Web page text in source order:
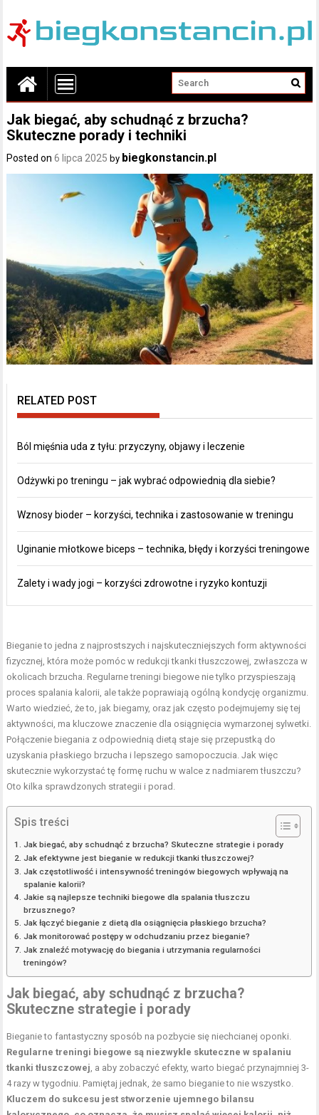
Jak biegać, aby schudnąć z brzucha?
Skuteczne porady i techniki
Posted on6 lipca 2025 by biegkonstancin.pl
RELATED POST
Ból mięśnia uda z tyłu: przyczyny, objawy i leczenie
Odżywki po treningu – jak wybrać odpowiednią dla siebie?
Wznosy bioder – korzyści, technika i zastosowanie w treningu
Uginanie młotkowe biceps – technika, błędy i korzyści treningowe
Zalety i wady jogi – korzyści zdrowotne i ryzyko kontuzji
Bieganie to jedna z najprostszych i najskuteczniejszych form aktywności
fizycznej, która może pomóc w redukcji tkanki tłuszczowej, zwłaszcza w
okolicach brzucha. Regularne treningi biegowe nie tylko przyspieszają
proces spalania kalorii, ale także poprawiają ogólną kondycję organizmu.
Warto wiedzieć, że to, jak biegamy, oraz jak często podejmujemy się tej
aktywności, ma kluczowe znaczenie dla osiągnięcia wymarzonej sylwetki.
Połączenie biegania z odpowiednią dietą staje się przepustką do
uzyskania płaskiego brzucha i lepszego samopoczucia. Jak więc
skutecznie wykorzystać tę formę ruchu w walce z nadmiarem tłuszczu?
Oto kilka sprawdzonych strategii i porad.
Spis treści
Jak biegać, aby schudnąć z brzucha? Skuteczne strategie i porady
Jak efektywne jest bieganie w redukcji tkanki tłuszczowej?
Jak częstotliwość i intensywność treningów biegowych wpływają na
spalanie kalorii?
Jakie są najlepsze techniki biegowe dla spalania tłuszczu
brzusznego?
Jak łączyć bieganie z dietą dla osiągnięcia płaskiego brzucha?
Jak monitorować postępy w odchudzaniu przez bieganie?
Jak znaleźć motywację do biegania i utrzymania regularności
treningów?
Jak biegać, aby schudnąć z brzucha?
Skuteczne strategie i porady
Bieganie to fantastyczny sposób na pozbycie się niechcianej oponki.
Regularne treningi biegowe są niezwykle skuteczne w spalaniu
tkanki tłuszczowej , a aby zobaczyć efekty, warto biegać przynajmniej 3-
4 razy w tygodniu. Pamiętaj jednak, że samo bieganie to nie wszystko.
Kluczem do sukcesu jest stworzenie ujemnego bilansu